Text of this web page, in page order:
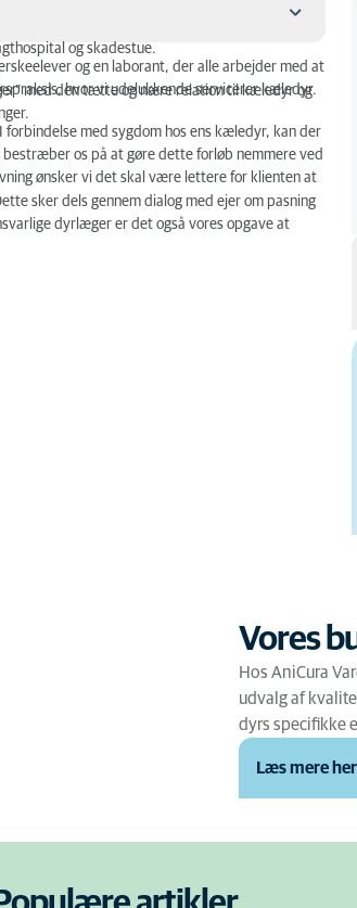
og skadestue.
og en laborant, der alle arbejder med at
hvor vi udelukkende servicerer kæledyr.
med den tætte og nære relation til kæledyr og
med sygdom hos ens kæledyr, kan der
os på at gøre dette forløb nemmere ved
ønsker vi det skal være lettere for klienten at
sker dels gennem dialog med ejer om pasning
dyrlæger er det også vores opgave at
Vores
Hos AniCura
udvalg af
dyrs specifikke
Læs mere her